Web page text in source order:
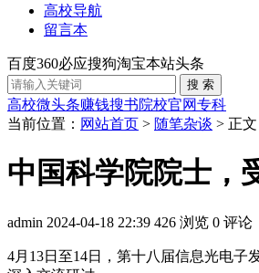
高校导航
留言本
百度360必应搜狗淘宝本站头条
高校微头条赚钱搜书院校官网专科
当前位置： 网站首页 > 随笔杂谈 > 正文
中国科学院院士，
admin 2024-04-18 22:39 426 浏览 0 评论
4月13日至14日，第十八届信息光电